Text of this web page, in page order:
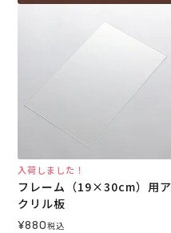
入荷しました！
フレーム（19×30cm）用ア
クリル板
¥880税込